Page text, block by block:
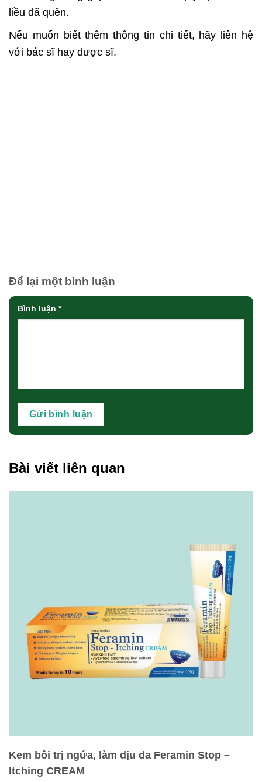
liều đã quên.
Nếu muốn biết thêm thông tin chi tiết, hãy liên hệ
với bác sĩ hay dược sĩ.
Để lại một bình luận
Bình luận *
Bài viết liên quan
Kem bôi trị ngứa, làm dịu da Feramin Stop –
Itching CREAM